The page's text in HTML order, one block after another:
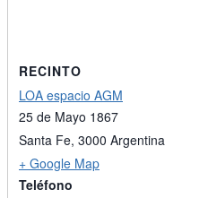
RECINTO
LOA espacio AGM
25 de Mayo 1867
Santa Fe, 3000 Argentina
+ Google Map
Teléfono